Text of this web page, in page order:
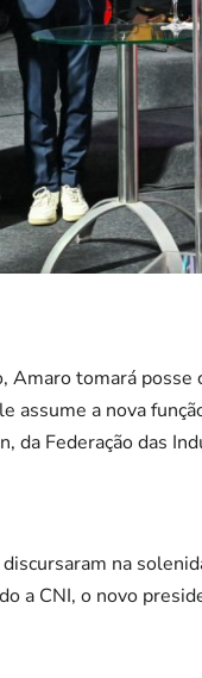
Amaro tomará
assume a nova
da Federação das
na
a CNI, o novo